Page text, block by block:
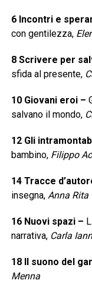
6 Incontri e
con gentilezza,
8 Scrivere per
sfida al presente,
10 Giovani eroi–
salvano il mondo,
12 Gli
bambino, Filippo
14 Tracce
insegna, Anna Rita
16 Nuovi spazi–
narrativa, Carla
18 Il suono del
Menna